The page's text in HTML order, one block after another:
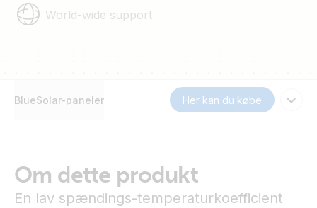
World-wide support
BlueSolar-paneler Her kan du købe
Om dette produkt
En lav spændings-temperaturkoefficient